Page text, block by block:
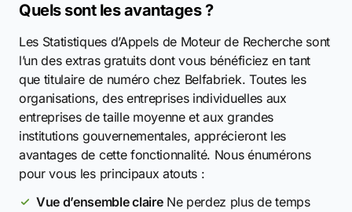
Quels sont les avantages ?
Les Statistiques d’Appels de Moteur de Recherche sont
l’un des extras gratuits dont vous bénéficiez en tant
que titulaire de numéro chez Belfabriek. Toutes les
organisations, des entreprises individuelles aux
entreprises de taille moyenne et aux grandes
institutions gouvernementales, apprécieront les
avantages de cette fonctionnalité. Nous énumérons
pour vous les principaux atouts :
Vue d’ensemble claireNe perdez plus de temps